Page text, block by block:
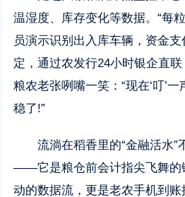
温湿度、库存变化等数据。“每
员演示识别出入库车辆，资金
定，通过农发行24小时银企直联
粮农老张咧嘴一笑：“现在‘叮’
稳了!”
流淌在稻香里的“金融活水”
——它是粮仓前会计指尖飞舞的
动的数据流，更是老农手机到账